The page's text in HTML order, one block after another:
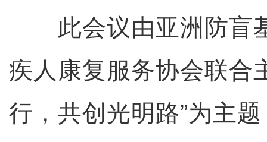
此会议由亚洲防盲
疾人康复服务协会联合
行，共创光明路”为主